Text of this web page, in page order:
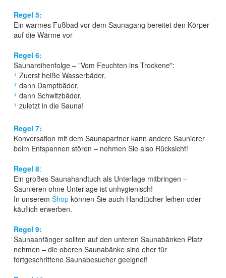
Regel 5:
Ein warmes Fußbad vor dem Saunagang bereitet den Körper
auf die Wärme vor
Regel 6:
Saunareihenfolge – "Vom Feuchten ins Trockene":
Zuerst heiße Wasserbäder,
dann Dampfbäder,
dann Schwitzbäder,
zuletzt in die Sauna!
Regel 7:
Konversation mit dem Saunapartner kann andere Saunierer
beim Entspannen stören – nehmen Sie also Rücksicht!
Regel 8:
Ein großes Saunahandtuch als Unterlage mitbringen –
Saunieren ohne Unterlage ist unhygienisch!
In unserem Shop können Sie auch Handtücher leihen oder
käuflich erwerben.
Regel 9:
Saunaanfänger sollten auf den unteren Saunabänken Platz
nehmen – die oberen Saunabänke sind eher für
fortgeschrittene Saunabesucher geeignet!